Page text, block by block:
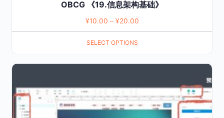
OBCG 《19.信息架构基础》
¥10.00 – ¥20.00
SELECT OPTIONS
This
has
multiple